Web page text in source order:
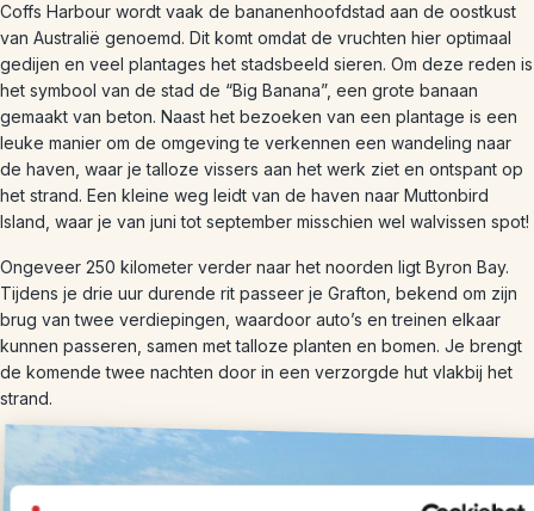
Coffs Harbour wordt vaak de bananenhoofdstad aan de oostkust
van Australië genoemd. Dit komt omdat de vruchten hier optimaal
gedijen en veel plantages het stadsbeeld sieren. Om deze reden is
het symbool van de stad de “Big Banana”, een grote banaan
gemaakt van beton. Naast het bezoeken van een plantage is een
leuke manier om de omgeving te verkennen een wandeling naar
de haven, waar je talloze vissers aan het werk ziet en ontspant op
het strand. Een kleine weg leidt van de haven naar Muttonbird
Island, waar je van juni tot september misschien wel walvissen spot!
Ongeveer 250 kilometer verder naar het noorden ligt Byron Bay.
Tijdens je drie uur durende rit passeer je Grafton, bekend om zijn
brug van twee verdiepingen, waardoor auto’s en treinen elkaar
kunnen passeren, samen met talloze planten en bomen. Je brengt
de komende twee nachten door in een verzorgde hut vlakbij het
strand.